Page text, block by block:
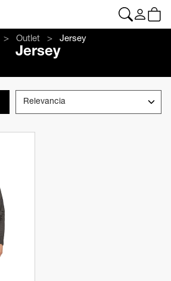
Outlet Jersey
Jersey